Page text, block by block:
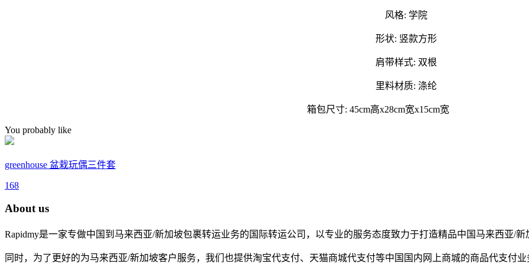
风格: 学院
形状: 竖款方形
肩带样式: 双根
里料材质: 涤纶
箱包尺寸: 45cm高x28cm宽x15cm宽
You probably like
greenhouse 盆栽玩偶三件套
168
About us
Rapidmy是一家专做中国到马来西亚/新加坡包裹转运业务的国际转运公司，以专业的服务态度致力于打造精品中国马来西亚/新
同时，为了更好的为马来西亚/新加坡客户服务，我们也提供淘宝代支付、天猫商城代支付等中国国内网上商城的商品代支付业